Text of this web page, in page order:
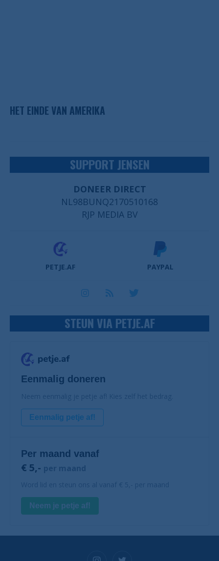
HET EINDE VAN AMERIKA
SUPPORT JENSEN
DONEER DIRECT
NL98BUNQ2170510168
RJP MEDIA BV
PETJE.AF PAYPAL
STEUN VIA PETJE.AF
Eenmalig doneren
Neem eenmalig je petje af! Kies zelf het bedrag.
Eenmalig petje af!
Per maand vanaf
€ 5,- per maand
Word lid en steun ons al vanaf € 5,- per maand
Neem je petje af!